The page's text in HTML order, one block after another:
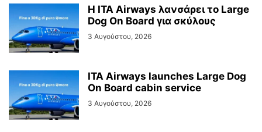
Η ITA Airways λανσάρει το Large
Dog On Board για σκύλους
3 Αυγούστου, 2026
ITA Airways launches Large Dog
On Board cabin service
3 Αυγούστου, 2026